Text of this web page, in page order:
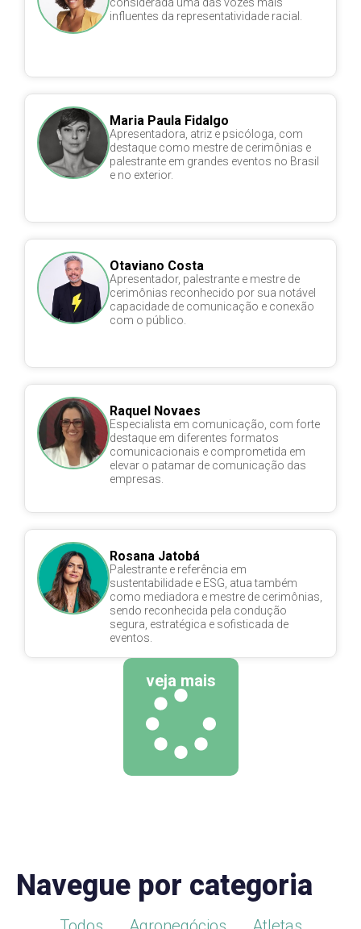
influentes da representatividade racial.
Maria Paula Fidalgo
Apresentadora, atriz e psicóloga, com
destaque como mestre de cerimônias e
palestrante em grandes eventos no Brasil
e no exterior.
Otaviano Costa
Apresentador, palestrante e mestre de
cerimônias reconhecido por sua notável
capacidade de comunicação e conexão
com o público.
Raquel Novaes
Especialista em comunicação, com forte
destaque em diferentes formatos
comunicacionais e comprometida em
elevar o patamar de comunicação das
empresas.
Rosana Jatobá
Palestrante e referência em
sustentabilidade e ESG, atua também
como mediadora e mestre de cerimônias,
sendo reconhecida pela condução
segura, estratégica e sofisticada de
eventos.
veja mais
Navegue por categoria